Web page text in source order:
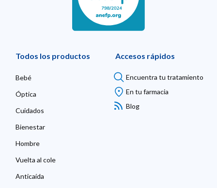
Todos los productos
Bebé
Óptica
Cuidados
Bienestar
Hombre
Vuelta al cole
Anticaída
Accesos rápidos
Encuentra tu tratamiento
En tu farmacia
Blog